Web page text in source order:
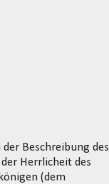
Beschreibung des
Herrlicheit des
(dem